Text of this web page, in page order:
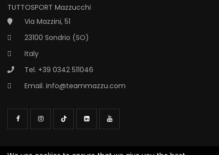
TUTTOSPORT Mazzucchi
Via Mazzini, 51
23100 Sondrio (SO)
Italy
Tel. +39 0342 511046
Email. info@teammazzu.com